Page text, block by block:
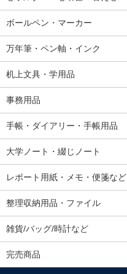
ボールペン・マーカー
万年筆・ペン軸・インク
机上文具・学用品
事務用品
手帳・ダイアリー・手帳用品
大学ノート・綴じノート
レポート用紙・メモ・便箋など
整理収納用品・ファイル
雑貨/バッグ/時計など
完売商品